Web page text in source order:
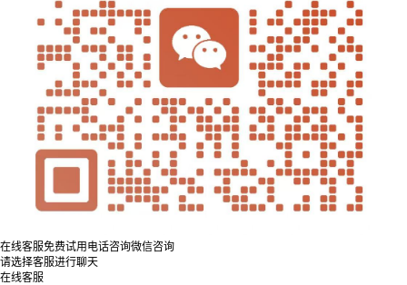
在线客服免费试用 电话咨询微信咨询
请选择客服进行聊天
在线客服